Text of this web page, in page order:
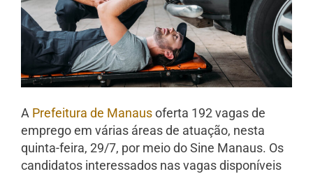
A Prefeitura de Manausoferta 192 vagas de
emprego em várias áreas de atuação, nesta
quinta-feira, 29/7, por meio do Sine Manaus. Os
candidatos interessados nas vagas disponíveis